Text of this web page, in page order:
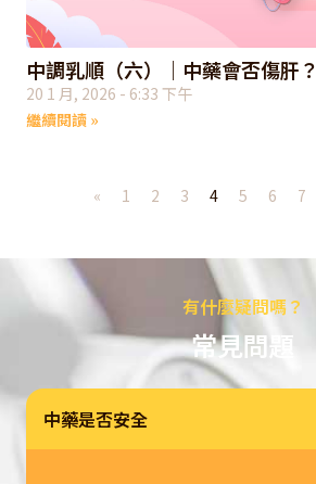
中調乳順（六）｜中藥會否傷肝？
20 1 月, 2026
6:33 下午
繼續閱讀 »
« 1 2 3 4 5 6 7
有什麼疑問嗎？
常見問題
中藥是否安全